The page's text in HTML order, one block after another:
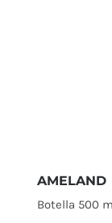
AMELAND
Botella 500